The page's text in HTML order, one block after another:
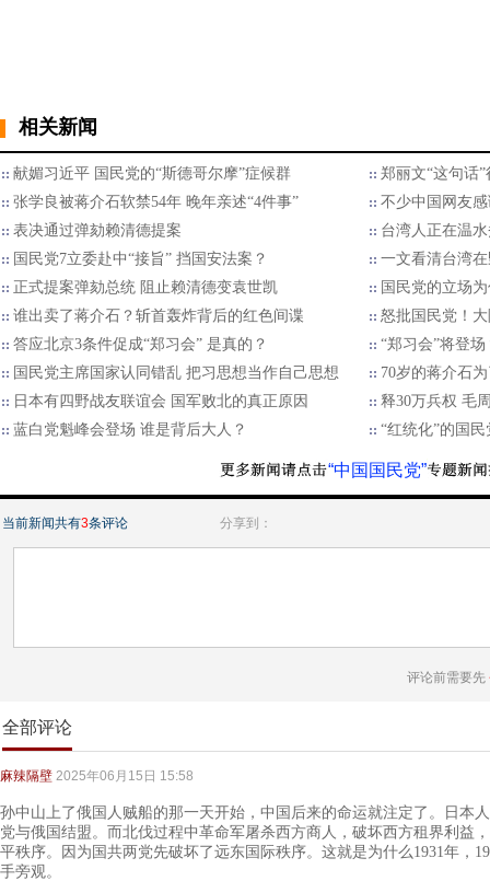
相关新闻
献媚习近平 国民党的“斯德哥尔摩”症候群
郑丽文“这句话
张学良被蒋介石软禁54年 晚年亲述“4件事”
不少中国网友
表决通过弹劾赖清德提案
台湾人正在温
国民党7立委赴中“接旨” 挡国安法案？
一文看清台湾
正式提案弹劾总统 阻止赖清德变袁世凯
国民党的立场
谁出卖了蒋介石？斩首轰炸背后的红色间谍
怒批国民党！
答应北京3条件促成“郑习会” 是真的？
“郑习会”将登
国民党主席国家认同错乱 把习思想当作自己思想
70岁的蒋介石
日本有四野战友联谊会 国军败北的真正原因
释30万兵权 毛
蓝白党魁峰会登场 谁是背后大人？
“红统化”的国
“中国国民党”
当前新闻共有3条评论 分享到：
评论前需要先
全部评论
麻辣隔壁 2025年06月15日 15:58
孙中山上了俄国人贼船的那一天开始，中国后来的命运就注定了。日本
党与俄国结盟。而北伐过程中革命军屠杀西方商人，破坏西方租界利益
平秩序。因为国共两党先破坏了远东国际秩序。这就是为什么1931年，
手旁观。